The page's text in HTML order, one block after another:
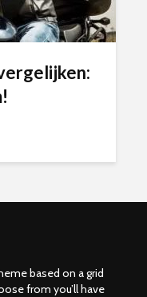
based on a grid
from you’ll have